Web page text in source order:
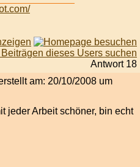
Antwort 18
am: 20/10/2008 um
jeder Arbeit schöner, bin echt